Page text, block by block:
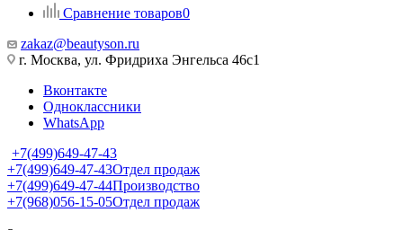
Сравнение товаров0
zakaz@beautyson.ru
г. Москва, ул. Фридриха Энгельса 46с1
Вконтакте
Одноклассники
WhatsApp
+7(499)649-47-43
+7(499)649-47-43Отдел продаж
+7(499)649-47-44Производство
+7(968)056-15-05Отдел продаж